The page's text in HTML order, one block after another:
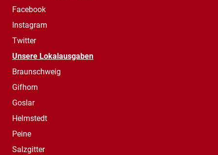
Facebook
Instagram
Twitter
Unsere Lokalausgaben
Braunschweig
Gifhorn
Goslar
Helmstedt
Peine
Salzgitter